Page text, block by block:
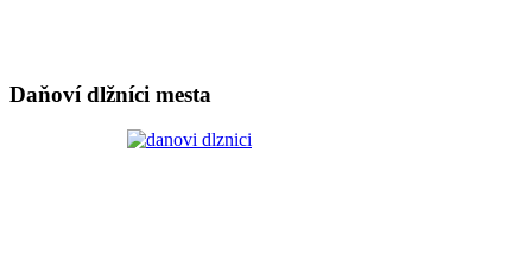
Daňoví dlžníci mesta